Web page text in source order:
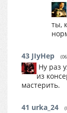
ты,
43 JIyHep
Ну раз
из
мастерить.
41 urka_24